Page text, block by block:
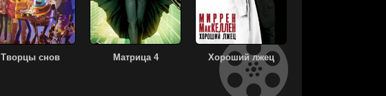
Творцы снов Матрица 4 Хороший лжец